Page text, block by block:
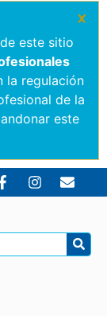
este sitio
la regulación
de la
este
×